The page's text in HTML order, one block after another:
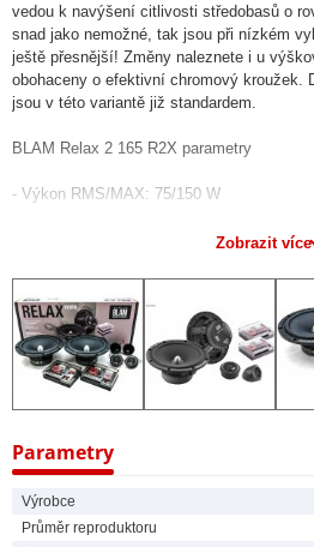
vedou k navýšení citlivosti středobasů o
snad jako nemožné, tak jsou při nízkém
ještě přesnější! Změny naleznete i u
obohaceny o efektivní chromový kroužek.
jsou v této variantě již standardem.
BLAM Relax 2 165 R2X parametry
- Výkon RMS/MAX: 75/150 W
- Fr.rozsah: 60-25 000 Hz
- Citlivost: 95.0 dB/2.83/1m
- Velikost středobasu: 165 mm
- Materiál membrány výškových
- Materiál membrány středobasu: tvrzená
vláknem
Zobrazit více
Parametry
Výrobce
Průměr reproduktoru